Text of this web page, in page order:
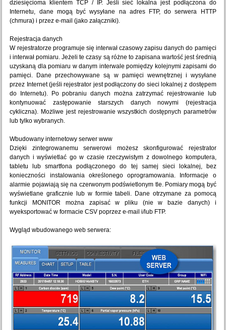
dziesięcioma klientem TCP / IP. Jeśli sieć lokalna jest podłączona do
Internetu, dane mogą być wysyłane na adres FTP, do serwera HTTP
(chmura) i przez e-mail (jako załączniki).
Rejestracja danych
W rejestratorze programuje się interwał czasowy zapisu danych do pamięci
i interwał pomiaru. Jeżeli te czasy są różne to zapisana wartość jest średnią
uzyskaną dla pomiaru w danym interwale pomiędzy kolejnymi zapisami do
pamięci. Dane przechowywane są w pamięci wewnętrznej i wysyłane
przez Internet (jeśli rejestrator jest podłączony do sieci lokalnej z dostępem
do Internetu). Po pobraniu danych można zatrzymać rejestrowanie lub
kontynuować zastępowanie starszych danych nowymi (rejestracja
cykliczna). Możliwe jest rejestrowanie wszystkich dostępnych parametrów
lub tylko wybranych.
Wbudowany internetowy serwer www
Dzięki zintegrowanemu serwerowi możesz skonfigurować rejestrator
danych i wyświetlać go w czasie rzeczywistym z dowolnego komputera,
tabletu lub smartfona podłączonego do tej samej sieci lokalnej, bez
konieczności instalowania określonego oprogramowania. Informacje o
alarmie pojawiają się na czerwonym podświetlonym tle. Pomiary mogą być
wyświetlane graficznie lub w formie tabeli. Dane otrzymane za pomocą
funkcji MONITOR można zapisać w pliku (nie w bazie danych) i
wyeksportować w formacie CSV poprzez e-mail i/lub FTP.
Wygląd wbudowanego web serwera: